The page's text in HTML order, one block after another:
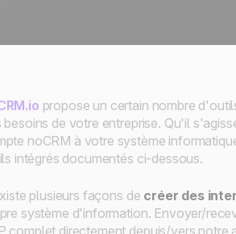
propose un certain nombre
besoins de votre entreprise. Qu'il
noCRM à votre système
intégrés documentés ci-dessous.
plusieurs façons de créer des
système d'information. Envoyer/
complet directement depuis/vers notre